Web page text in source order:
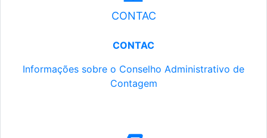
CONTAC
CONTAC
Informações sobre o Conselho Administrativo de
Contagem